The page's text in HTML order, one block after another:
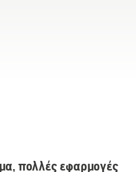
πολλές εφαρμογές